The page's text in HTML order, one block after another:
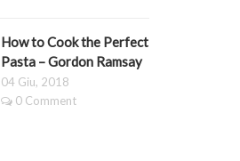
How to Cook the Perfect
Pasta – Gordon Ramsay
04 Giu, 2018
0 Comment